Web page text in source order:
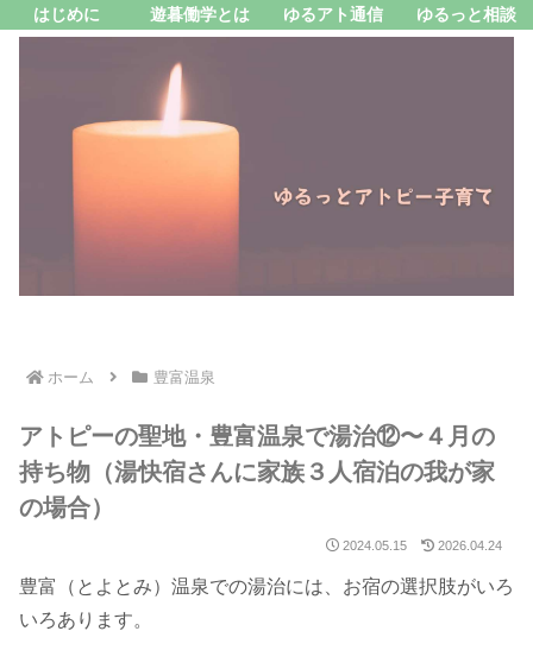
はじめに 遊暮働学とは ゆるアト通信 ゆるっと相談
ホーム 豊富温泉
アトピーの聖地・豊富温泉で湯治⑫〜４月の
持ち物（湯快宿さんに家族３人宿泊の我が家
の場合）
2024.05.15 2026.04.24
豊富（とよとみ）温泉での湯治には、お宿の選択肢がいろ
いろあります。